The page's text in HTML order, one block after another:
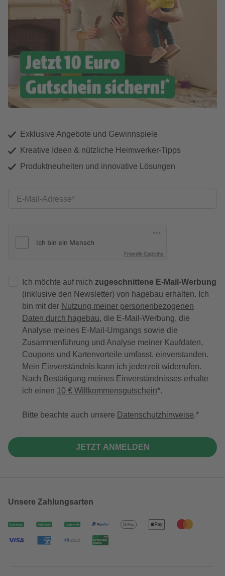
Exklusive Angebote und Gewinnspiele
Kreative Ideen & nützliche Heimwerker-Tipps
Produktneuheiten und innovative Lösungen
E-Mail-Adresse
Friendly Captcha
Ich möchte auf mich zugeschnittene E-Mail-Werbung
(inklusive den Newsletter) von hagebau erhalten. Ich
bin mit der Nutzung meiner personenbezogenen
Daten durch hagebau, die E-Mail-Werbung, die
Analyse meines E-Mail-Umgangs sowie die
Zusammenführung und Analyse meiner Kaufdaten,
Coupons und Kartenvorteile umfasst, einverstanden.
Mein Einverständnis kann ich jederzeit widerrufen.
Nach Bestätigung meines Einverständnisses erhalte
ich einen 10 € Willkommensgutschein*.
Bitte beachte auch unsere Datenschutzhinweise.
JETZT ANMELDEN
Unsere Zahlungsarten